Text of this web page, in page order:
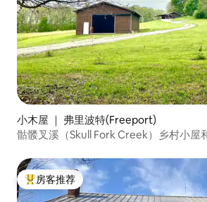
小木屋 ｜ 弗里波特(Freeport)
骷髅叉溪（Skull Fork Creek）乡村小屋
热门「房客推荐」
房客推荐